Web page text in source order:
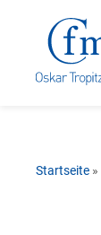
Startseite »